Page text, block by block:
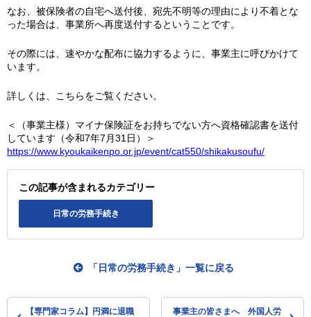
なお、被保険者の自宅へ送付後、宛先不明等の理由により不着とな
った場合は、事業所へ再度送付するということです。
その際には、速やかな配布に協力するように、事業主に呼びかけて
います。
詳しくは、こちらをご覧ください。
＜（事業主様）マイナ保険証をお持ちでない方へ資格確認書を送付
しています（令和7年7月31日）＞
https://www.kyoukaikenpo.or.jp/event/cat550/shikakusoufu/
この記事が含まれるカテゴリー
日常の労務手続き
【専門家コラム】円満に退職
「日常の労務手続き」一覧に戻る
事業主の皆さまへ 外国人労